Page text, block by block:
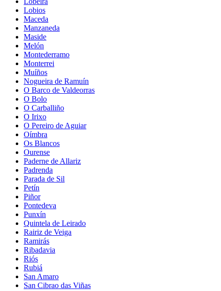
Lobios
Maceda
Manzaneda
Maside
Melón
Montederramo
Monterrei
Muíños
Nogueira de Ramuín
O Barco de Valdeorras
O Bolo
O Carballiño
O Irixo
O Pereiro de Aguiar
Oímbra
Os Blancos
Ourense
Paderne de Allariz
Padrenda
Parada de Sil
Petín
Piñor
Pontedeva
Punxín
Quintela de Leirado
Rairiz de Veiga
Ramirás
Ribadavia
Riós
Rubiá
San Amaro
San Cibrao das Viñas